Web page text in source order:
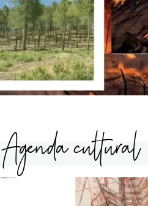
Agenda cultural